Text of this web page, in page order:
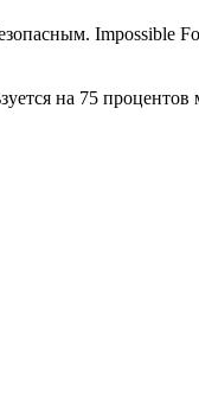
Impossible
на 75